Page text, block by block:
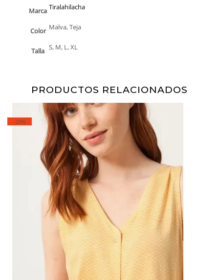
Marca Tiralahilacha
Color Malva, Teja
Talla S, M, L, XL
PRODUCTOS RELACIONADOS
-29%